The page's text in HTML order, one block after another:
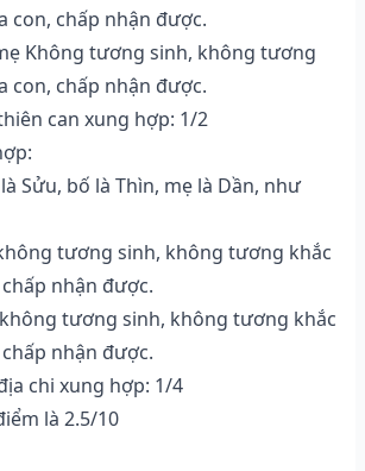
con, chấp nhận được.
Không tương sinh, không tương
con, chấp nhận được.
can xung hợp: 1/2
Sửu, bố là Thìn, mẹ là Dần, như
tương sinh, không tương khắc
nhận được.
tương sinh, không tương khắc
nhận được.
chi xung hợp: 1/4
là 2.5/10